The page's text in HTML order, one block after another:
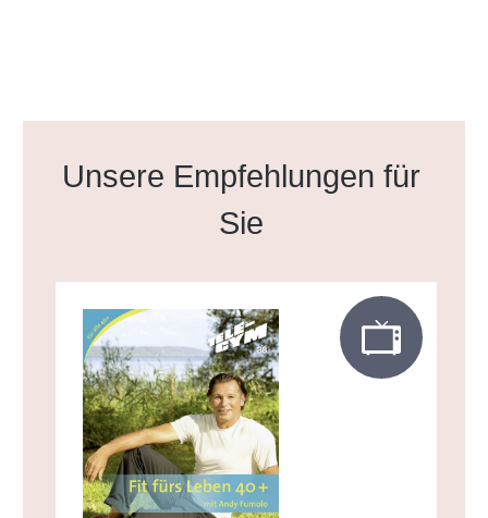
Produktgalerie überspringen
Unsere Empfehlungen für
Sie